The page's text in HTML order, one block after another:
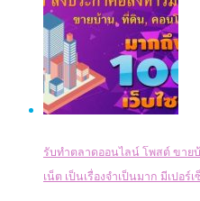
รับทำตลาดออนไลน์ โพสต์ ขาย
เน็ต เป็นเรื่องจำเป็นมาก มีเปอร์